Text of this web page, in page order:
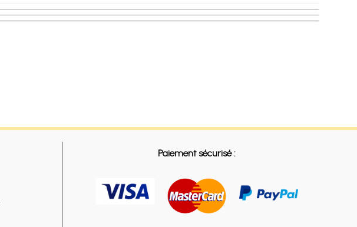
Paiement sécurisé :